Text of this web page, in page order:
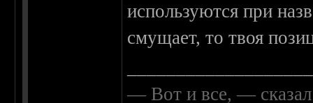
используются при
смущает, то твоя
— Вот и все, —